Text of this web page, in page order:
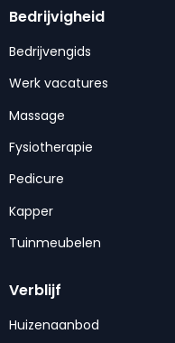
Bedrijvigheid
Bedrijvengids
Werk vacatures
Massage
Fysiotherapie
Pedicure
Kapper
Tuinmeubelen
Verblijf
Huizenaanbod